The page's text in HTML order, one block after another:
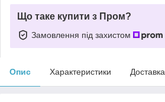
Що таке купити з Пром?
Замовлення під захистом
Опис Характеристики Доставка